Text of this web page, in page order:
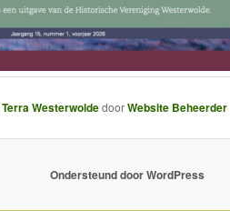
Terra WesterwoldedoorWebsite Beheerder
Ondersteund door WordPress